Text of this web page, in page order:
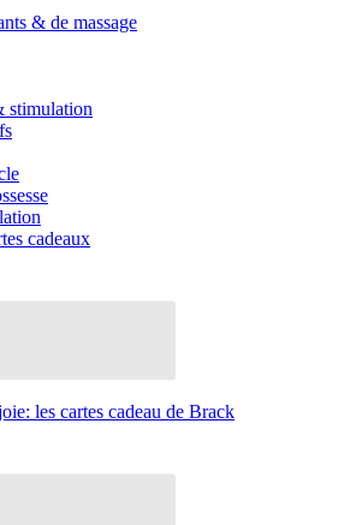
& de massage
stimulation
cadeaux
les cartes cadeau de Brack